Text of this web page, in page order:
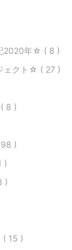
2020年☆ ( 8 )
ェクト☆ ( 27 )
8 )
)
)
)
15 )